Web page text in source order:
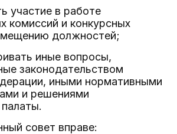
участие в работе
комиссий и конкурсных
должностей;
иные вопросы,
законодательством
иными нормативными
и решениями
совет вправе: